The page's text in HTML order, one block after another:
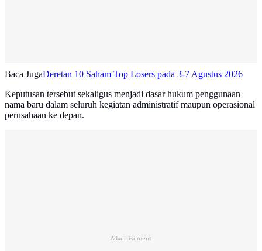
Baca JugaDeretan 10 Saham Top Losers pada 3-7 Agustus 2026
Keputusan tersebut sekaligus menjadi dasar hukum penggunaan
nama baru dalam seluruh kegiatan administratif maupun operasional
perusahaan ke depan.
Advertisement